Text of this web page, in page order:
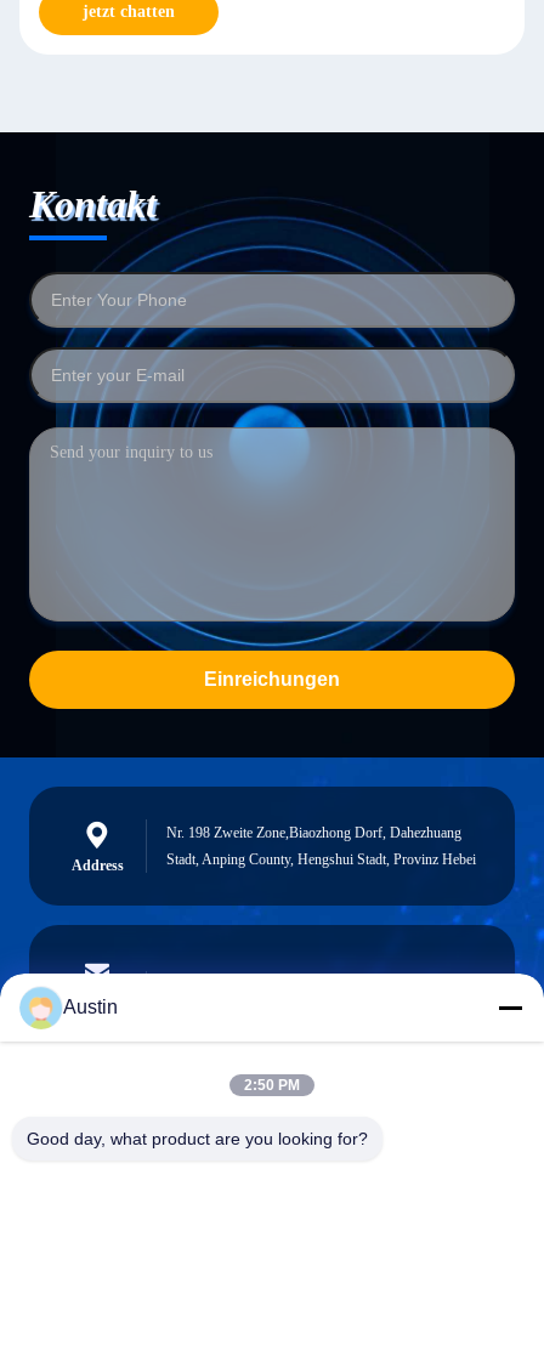
jetzt chatten
Kontakt
Einreichungen
Address
Nr. 198 Zweite Zone,Biaozhong Dorf, Dahezhuang
Stadt, Anping County, Hengshui Stadt, Provinz Hebei
E-mail
Phone
Austin
2:50 PM
Good day, what product are you looking for?